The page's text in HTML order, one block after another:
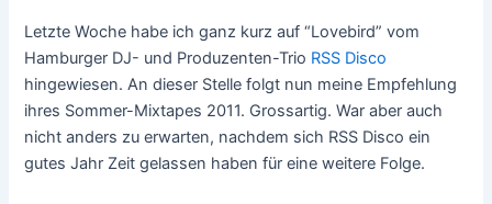
Letzte Woche habe ich ganz kurz auf “Lovebird” vom
Hamburger DJ- und Produzenten-Trio RSS Disco
hingewiesen. An dieser Stelle folgt nun meine Empfehlung
ihres Sommer-Mixtapes 2011. Grossartig. War aber auch
nicht anders zu erwarten, nachdem sich RSS Disco ein
gutes Jahr Zeit gelassen haben für eine weitere Folge.